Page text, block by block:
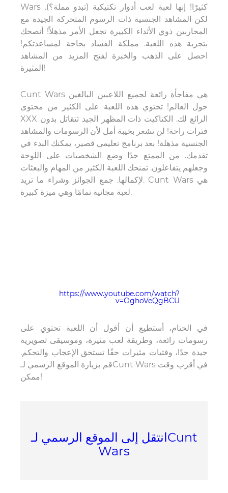
Wars كثيرًا! إنها لعبة لعب أدوار تكتيكية (تبدو مملة؟).
لكن المشاهد الجنسية ذات الرسوم المتحركة الجيدة مع
المحاربين ذوي الأثداء الكبيرة تجعل الأمر مذهلاً! أنصحك
بتجربة هذه اللعبة. مملكة الفساد بحاجة لمساعدتكم!
احصل على الذهب والخبرة لفتح المزيد من المشاهد
المثيرة!
Cunt Wars هي مفاجأة رائعة لجميع اللاعبين البالغين
حول العالم! تحتوي هذه اللعبة على الكثير من محتوى
XXX الرائع لك. الكتاكيت ذات المظهر الجيد تتقاتل بدون
فترات راحة! لن تشعر بخيبة أمل لأن الرسومات والمشاهد
الجنسية مذهلة! بعد برنامج تعليمي قصير، يمكنك البدء في
تقدمك. من الممتع جدًا وضع الشخصيات على اللوحة
وجعلهم يتفاعلون. تمنحك اللعبة الكثير من المهام والبعثات
لإكمالها. جمع الجوائز وشراء ما تريد. Cunt Wars هي
لعبة مجانية تمامًا وهي ميزة كبيرة.
https://www.youtube.com/watch?
v=OghoVeQgBCU
في الختام، أستطيع أن أقول أن اللعبة تحتوي على
رسومات رائعة، وطريقة لعب مثيرة، وموسيقى تصويرية
جيدة جدًا، وفتيات مثيرات حقًا تستحق الإعجاب والتحكم.
قم بزيارة الموقع الرسمي لـCunt Wars في أقرب وقت
ممكن!
انتقل إلى الموقع الرسمي لـCunt
Wars